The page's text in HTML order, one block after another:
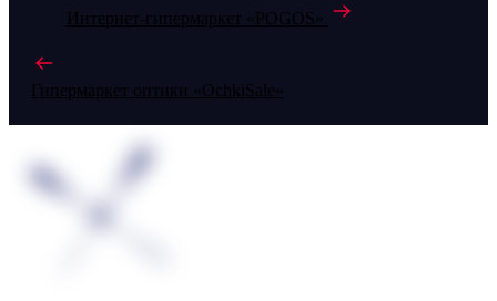
Интернет-гипермаркет «POGOS»
Гипермаркет оптики «OchkiSale»